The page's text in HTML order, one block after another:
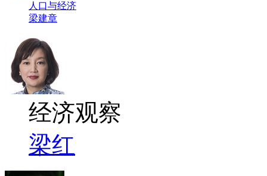
人口与经济
梁建章
经济观察
梁红